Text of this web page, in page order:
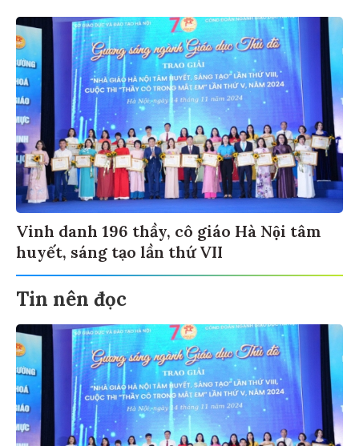
Vinh danh 196 thầy, cô giáo Hà Nội tâm
huyết, sáng tạo lần thứ VII
Tin nên đọc